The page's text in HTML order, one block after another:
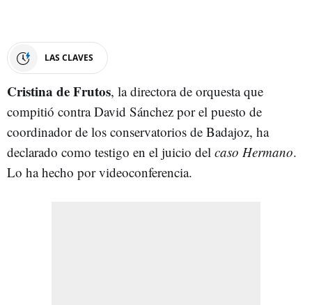
LAS CLAVES
Cristina de Frutos, la directora de orquesta que
compitió contra David Sánchez por el puesto de
coordinador de los conservatorios de Badajoz, ha
declarado como testigo en el juicio del caso Hermano.
Lo ha hecho por videoconferencia.